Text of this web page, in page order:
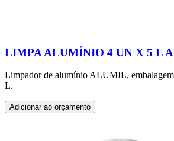
LIMPA ALUMÍNIO 4 UN X 5 L
Limpador de alumínio ALUMIL,
L.
Adicionar ao orçamento